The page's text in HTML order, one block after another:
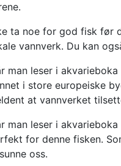
ta noe for god fisk før
vannverk. Du kan
man leser i
i store europeiske
at vannverket
man leser i
for denne fisken.
oss.